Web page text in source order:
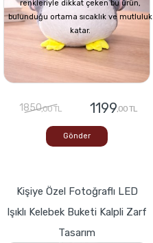
renkleriyle dikkat çeken bu ürün,
bulunduğu ortama sıcaklık ve mutluluk
katar.
1850,00 TL 1199,00 TL
Gönder
Kişiye Özel Fotoğraflı LED
Işıklı Kelebek Buketi Kalpli Zarf
Tasarım